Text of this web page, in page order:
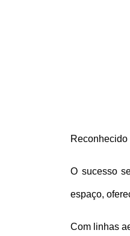
O sucesso
espaço,
Com linhas